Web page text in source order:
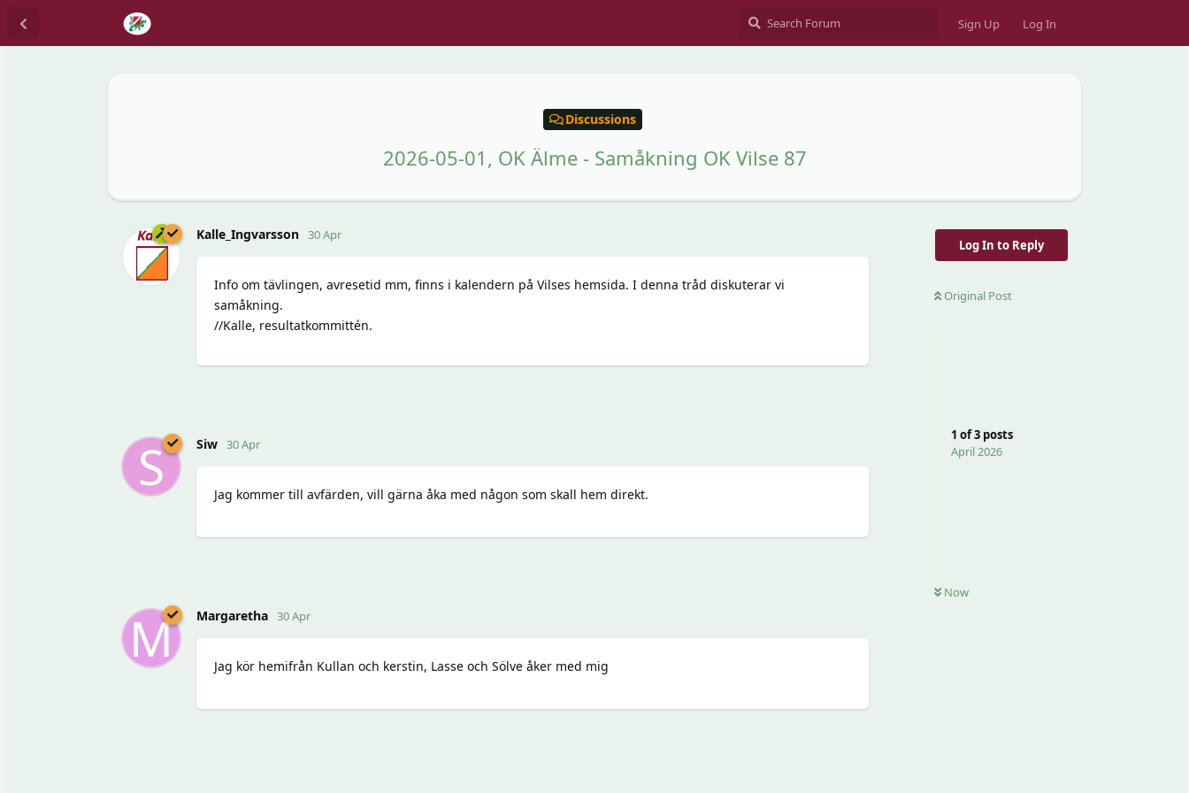
Sign Up Log In
Discussions
2026-05-01, OK Älme - Samåkning OK Vilse 87
Log In to Reply
Original Post
1 of3 posts
April 2026
Now
Kalle_Ingvarsson 30 Apr
Info om tävlingen, avresetid mm, finns i kalendern på Vilses hemsida. I denna tråd diskuterar vi
samåkning.
//Kalle, resultatkommittén.
S Siw 30 Apr
Jag kommer till avfärden, vill gärna åka med någon som skall hem direkt.
M Margaretha 30 Apr
Jag kör hemifrån Kullan och kerstin, Lasse och Sölve åker med mig